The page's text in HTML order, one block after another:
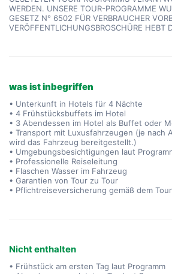
was ist inbegriffen
• Unterkunft in Hotels für 4 Nächte
• 4 Frühstücksbuffets im Hotel
• 3 Abendessen im Hotel als Buffet oder
• Transport mit Luxusfahrzeugen (je nach
wird das Fahrzeug bereitgestellt.)
• Umgebungsbesichtigungen laut
• Professionelle Reiseleitung
• Flaschen Wasser im Fahrzeug
• Garantien von Tour zu Tour
• Pflichtreiseversicherung gemäß dem
Nicht enthalten
• Frühstück am ersten Tag laut Programm